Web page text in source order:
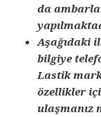
da
Aşağıdaki
bilgiye
Lastik
özellikler
ulaşmanız